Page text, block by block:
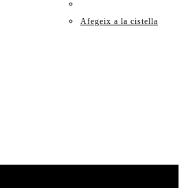
Afegeix a la cistella